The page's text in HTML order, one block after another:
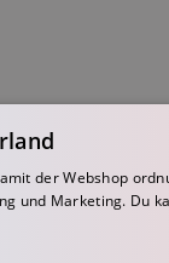
specialized store in
der Webshop
und Marketing. Du